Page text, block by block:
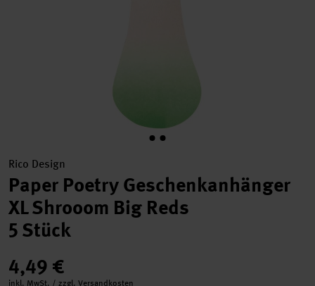
Rico Design
Paper Poetry Geschenkanhänger
XL Shrooom Big Reds
5 Stück
4,49 €
inkl. MwSt. / zzgl. Versandkosten